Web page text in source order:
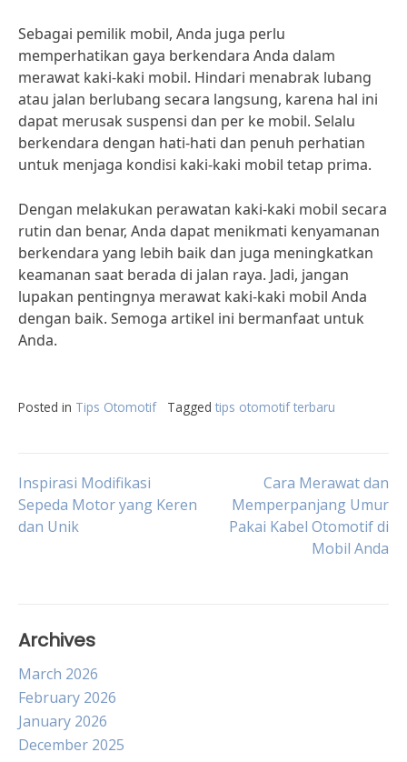
Sebagai pemilik mobil, Anda juga perlu
memperhatikan gaya berkendara Anda dalam
merawat kaki-kaki mobil. Hindari menabrak lubang
atau jalan berlubang secara langsung, karena hal ini
dapat merusak suspensi dan per ke mobil. Selalu
berkendara dengan hati-hati dan penuh perhatian
untuk menjaga kondisi kaki-kaki mobil tetap prima.
Dengan melakukan perawatan kaki-kaki mobil secara
rutin dan benar, Anda dapat menikmati kenyamanan
berkendara yang lebih baik dan juga meningkatkan
keamanan saat berada di jalan raya. Jadi, jangan
lupakan pentingnya merawat kaki-kaki mobil Anda
dengan baik. Semoga artikel ini bermanfaat untuk
Anda.
Posted in Tips Otomotif Tagged tips otomotif terbaru
Post
navigation
Inspirasi Modifikasi
Sepeda Motor yang Keren
dan Unik
Cara Merawat dan
Memperpanjang Umur
Pakai Kabel Otomotif di
Mobil Anda
Archives
March 2026
February 2026
January 2026
December 2025